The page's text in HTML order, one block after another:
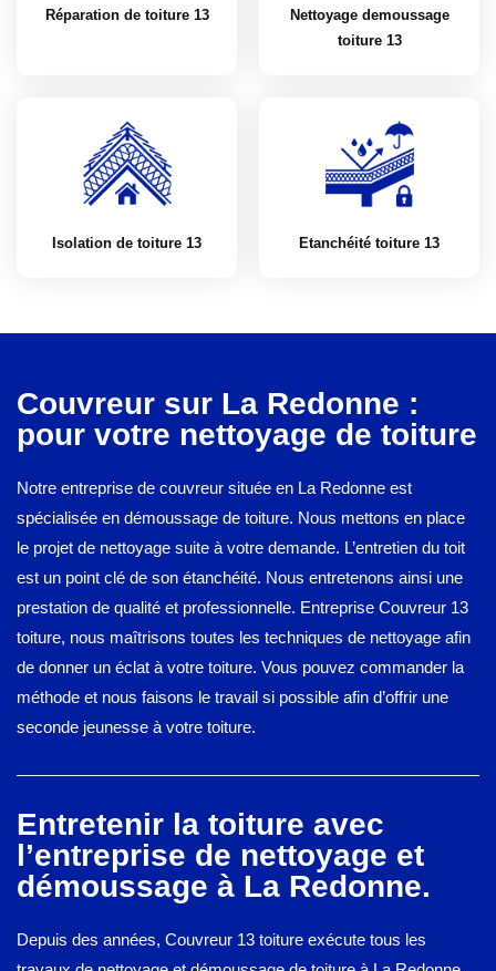
Réparation de toiture 13
Nettoyage demoussage
toiture 13
Isolation de toiture 13 Etanchéité toiture 13
Couvreur sur La Redonne :
pour votre nettoyage de toiture
Notre entreprise de couvreur située en La Redonne est
spécialisée en démoussage de toiture. Nous mettons en place
le projet de nettoyage suite à votre demande. L’entretien du toit
est un point clé de son étanchéité. Nous entretenons ainsi une
prestation de qualité et professionnelle. Entreprise Couvreur 13
toiture, nous maîtrisons toutes les techniques de nettoyage afin
de donner un éclat à votre toiture. Vous pouvez commander la
méthode et nous faisons le travail si possible afin d’offrir une
seconde jeunesse à votre toiture.
Entretenir la toiture avec
l’entreprise de nettoyage et
démoussage à La Redonne.
Depuis des années, Couvreur 13 toiture exécute tous les